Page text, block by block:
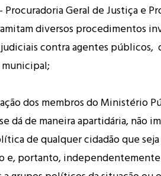
Procuradoria Geral de Justiça e
diversos procedimentos
contra agentes públicos,
dos membros do Ministério
dá de maneira apartidária, não
de qualquer cidadão que
e, portanto,